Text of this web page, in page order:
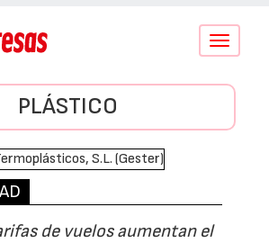
Conmutar
PLÁSTICO
de vuelos aumentan el